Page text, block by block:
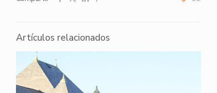
Artículos relacionados